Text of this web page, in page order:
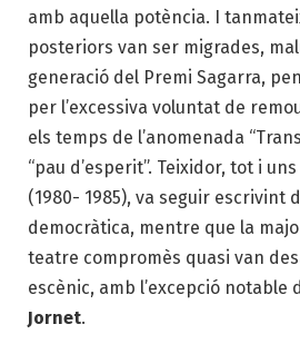
amb aquella potència. I
posteriors van ser migrades,
generació del Premi Sagarra,
per l’excessiva voluntat de
els temps de l’anomenada
“pau d’esperit”. Teixidor, tot i
(1980- 1985), va seguir escrivint
democràtica, mentre que la
teatre compromès quasi van
escènic, amb l’excepció notable
Jornet.